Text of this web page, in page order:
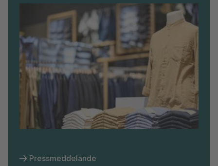
Pressmeddelande